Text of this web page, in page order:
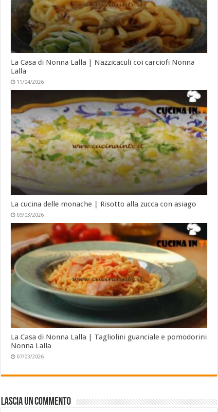
La Casa di Nonna Lalla | Nazzicaculi coi carciofi Nonna
Lalla
11/04/2026
La cucina delle monache | Risotto alla zucca con asiago
09/03/2026
La Casa di Nonna Lalla | Tagliolini guanciale e pomodorini
Nonna Lalla
07/03/2026
Lascia un commento